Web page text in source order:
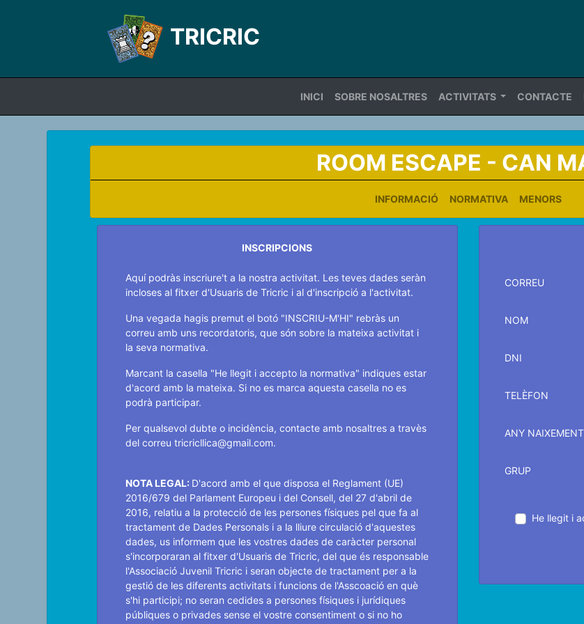
TRICRIC
INICI SOBRE NOSALTRES ACTIVITATS CONTACTE
ROOM ESCAPE - CAN
INFORMACIÓ NORMATIVA MENORS
INSCRIPCIONS
Aquí podràs inscriure't a la nostra activitat. Les teves dades seràn
incloses al fitxer d'Usuaris de Tricric i al d'inscripció a l'activitat.
Una vegada hagis premut el botó "INSCRIU-M'HI" rebràs un
correu amb uns recordatoris, que són sobre la mateixa activitat i
la seva normativa.
Marcant la casella "He llegit i accepto la normativa" indiques estar
d'acord amb la mateixa. Si no es marca aquesta casella no es
podrà participar.
Per qualsevol dubte o incidència, contacte amb nosaltres a travès
del correu tricricllica@gmail.com.
NOTA LEGAL: D'acord amb el que disposa el Reglament (UE)
2016/679 del Parlament Europeu i del Consell, del 27 d'abril de
2016, relatiu a la protecció de les persones físiques pel que fa al
tractament de Dades Personals i a la lliure circulació d'aquestes
dades, us informem que les vostres dades de caràcter personal
s'incorporaran al fitxer d'Usuaris de Tricric, del que és responsable
l'Associació Juvenil Tricric i seran objecte de tractament per a la
gestió de les diferents activitats i funcions de l'Asscoació en què
s'hi participi; no seran cedides a persones físiques i jurídiques
públiques o privades sense el vostre consentiment o si no ho
CORREU
NOM
DNI
TELÈFON
ANY NAIXEMENT
GRUP
He llegit i